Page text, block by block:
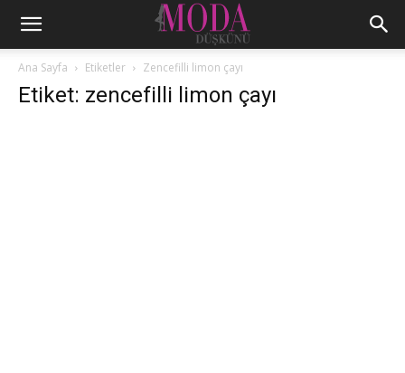
Ana Sayfa Etiketler Zencefilli limon çayı
Etiket: zencefilli limon çayı